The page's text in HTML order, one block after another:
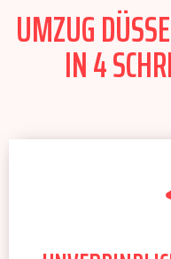
UMZUG
IN 4